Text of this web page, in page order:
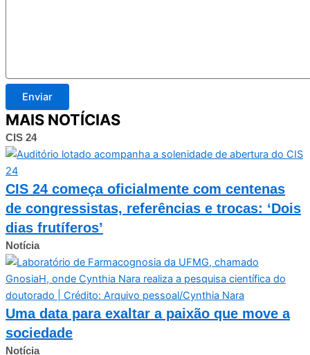
Enviar
MAIS NOTÍCIAS
CIS 24
CIS 24 começa oficialmente com centenas
de congressistas, referências e trocas: ‘Dois
dias frutíferos’
Notícia
Uma data para exaltar a paixão que move a
sociedade
Notícia